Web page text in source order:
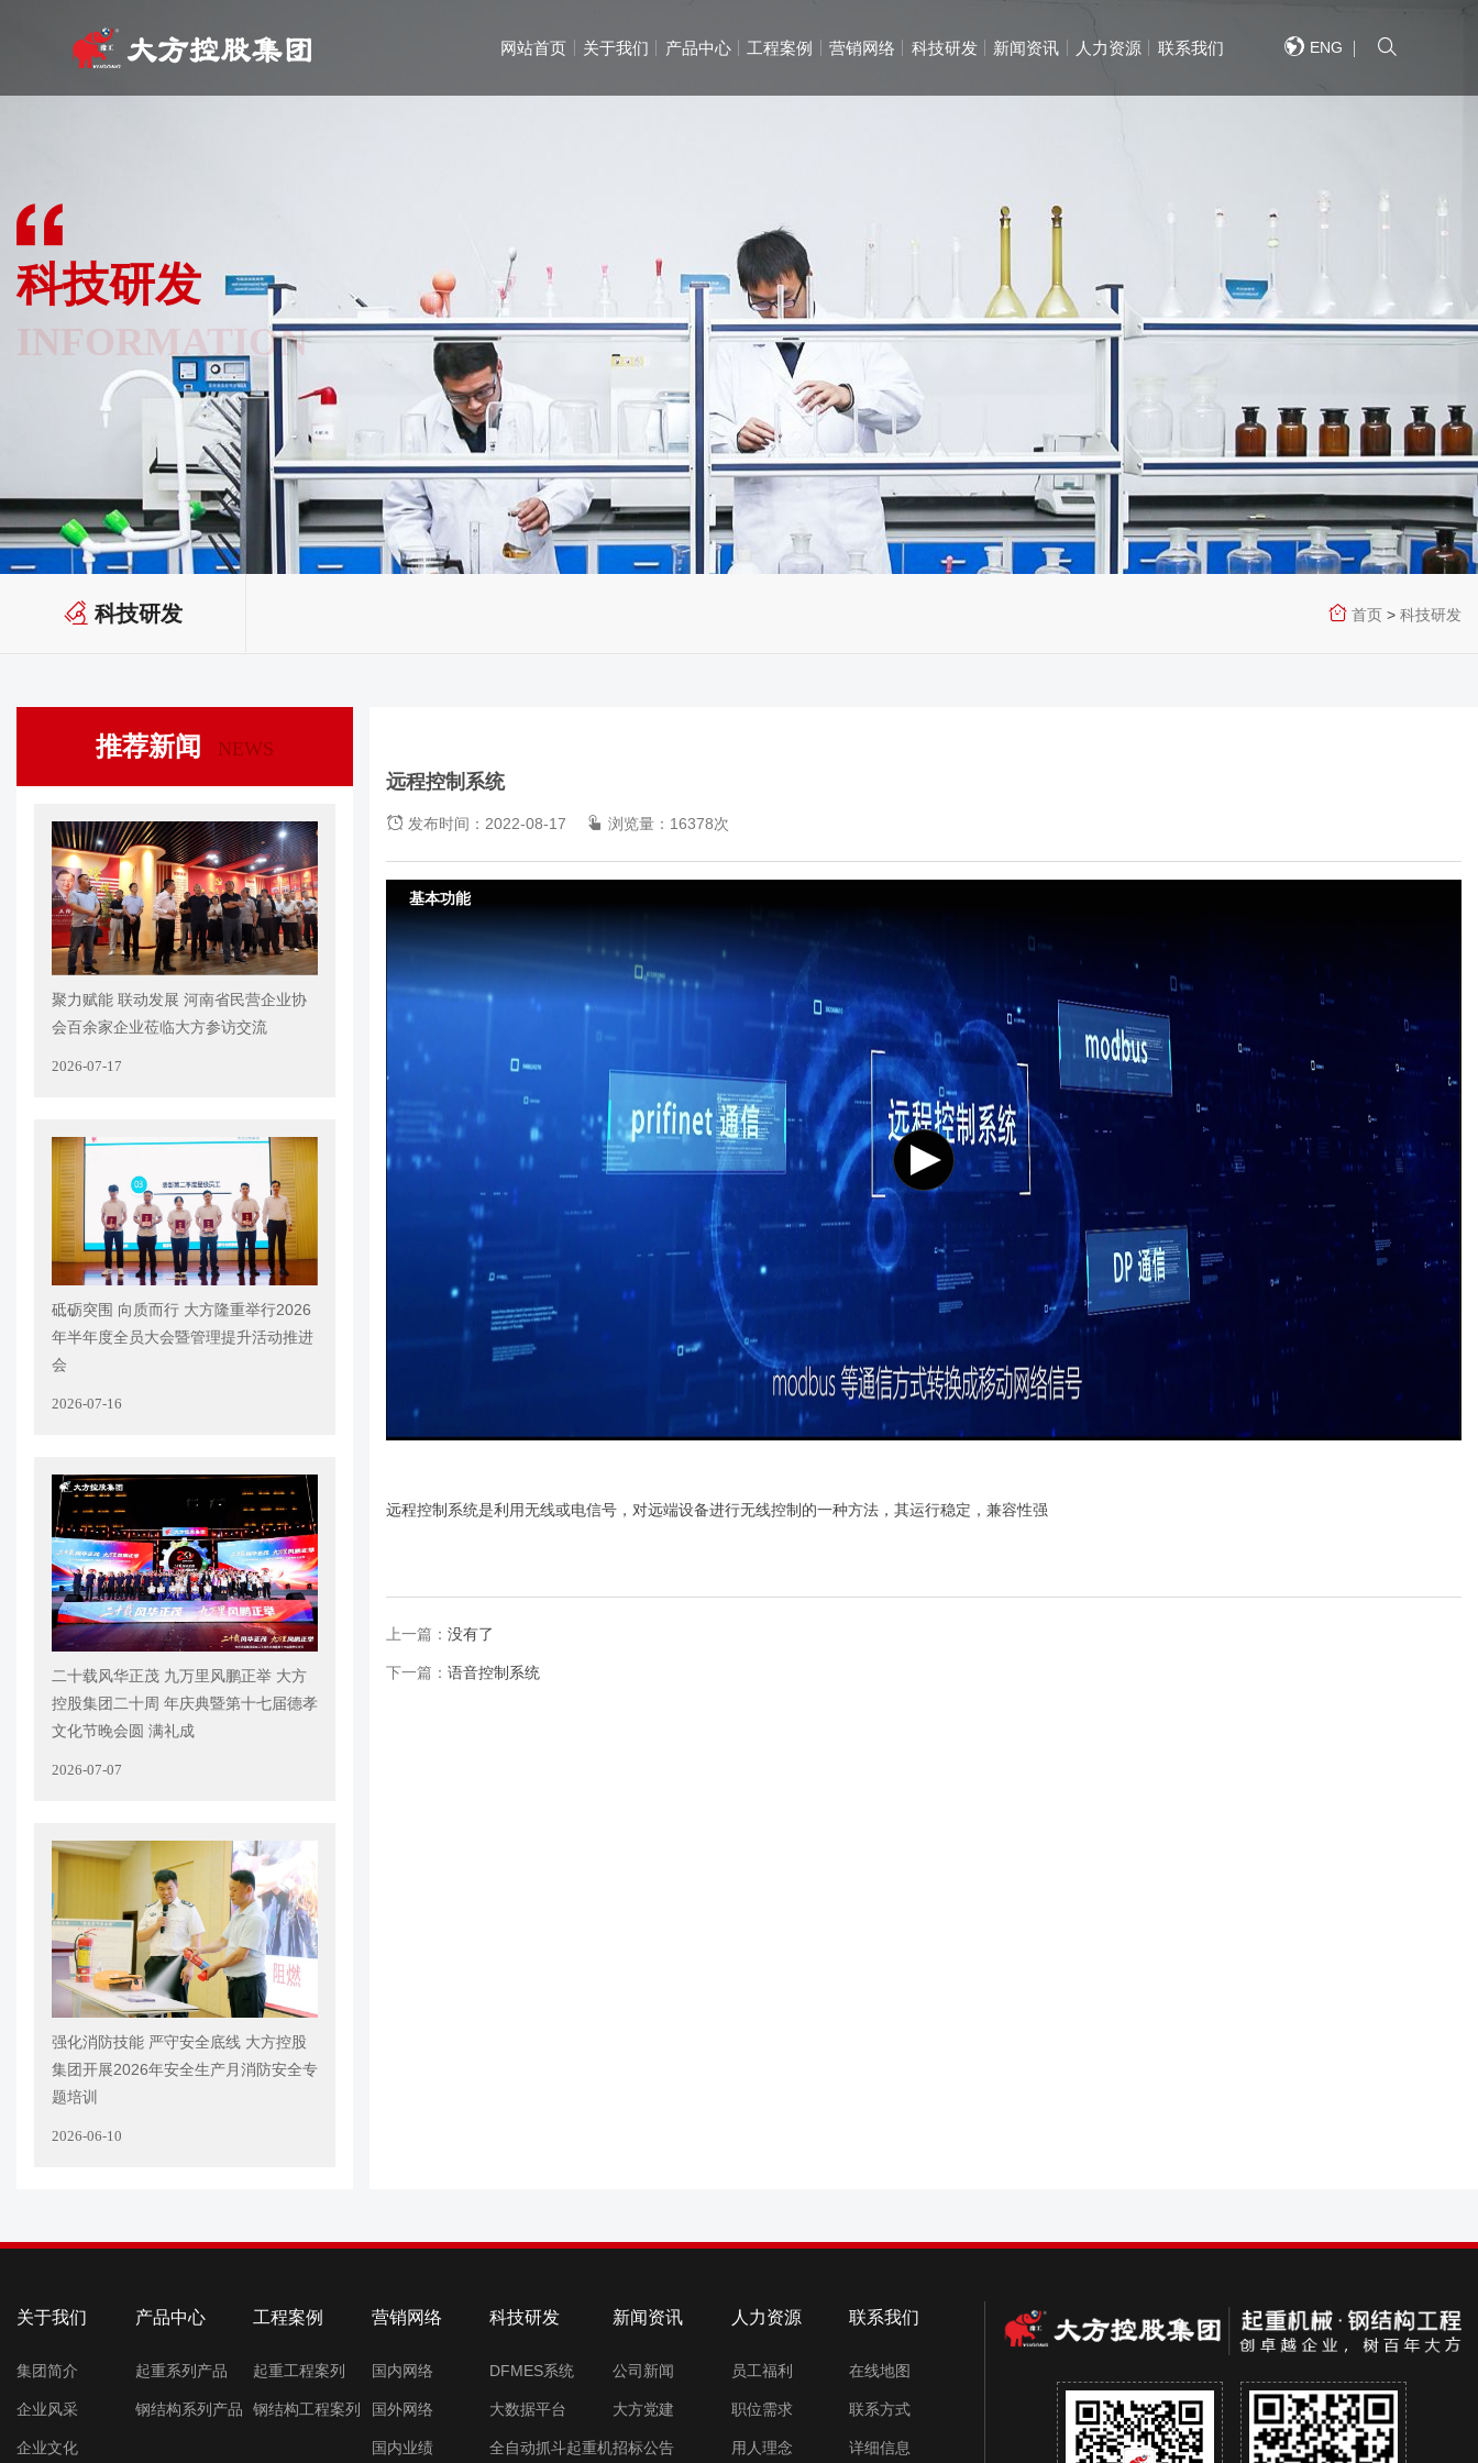
网站首页 关于我们
关于我们
ABOU US
服务热线：400-109-9016
企业荣誉 企业视频 生产设备
产品中心
产品中心
PRODUCT CENTER
服务热线：400-109-9016
港口起重机系列 智能小车系列 配件销售
钢结构系列产品
景观桥梁 单层钢结构厂房
多层钢结构厂房 非标钢结构
工程案例
工程案例
CASES
服务热线：400-109-9016
智能起重机系列 港口装卸起重机 轨道交通起重机
钢结构工程案列
景观桥梁 单层钢结构厂房
多层钢结构厂房 非标钢结构
营销网络
营销网络
NETWORK
服务热线：400-109-9016
科技研发
科技研发
TECHNOLOGY
服务热线：400-109-9016
防摇摆定位系统 远程控制系统
新闻资讯
新闻资讯
INFORMATION
服务热线：400-109-9016
人力资源
人力资源
HUMAN RESOURCES
服务热线：400-109-9016
员工活动 德孝爱心基金会 组织架构
联系我们
联系我们
CONTACT US
服务热线：400-109-9016
ENG
科技研发
INFORMATION
科技研发 首页 > 科技研发
推荐新闻 NEWS
聚力赋能 联动发展 河南省民营企业协
会百余家企业莅临大方参访交流
2026-07-17
砥砺突围 向质而行 大方隆重举行2026
年半年度全员大会暨管理提升活动推进
会
2026-07-16
二十载风华正茂 九万里风鹏正举 大方
控股集团二十周 年庆典暨第十七届德孝
文化节晚会圆 满礼成
2026-07-07
强化消防技能 严守安全底线 大方控股
集团开展2026年安全生产月消防安全专
题培训
2026-06-10
远程控制系统
发布时间：2022-08-17 浏览量：16378次
基本功能
远程控制系统是利用无线或电信号，对远端设备进行无线控制的一种方法，其运行稳定，兼容性强
上一篇： 没有了
下一篇： 语音控制系统
关于我们
集团简介
企业风采
企业文化
产品中心
起重系列产品
钢结构系列产品
工程案例
起重工程案列
钢结构工程案列
营销网络
国内网络
国外网络
国内业绩
科技研发
DFMES系统
大数据平台
全自动抓斗起重机
新闻资讯
公司新闻
大方党建
招标公告
人力资源
员工福利
职位需求
用人理念
联系我们
在线地图
联系方式
详细信息